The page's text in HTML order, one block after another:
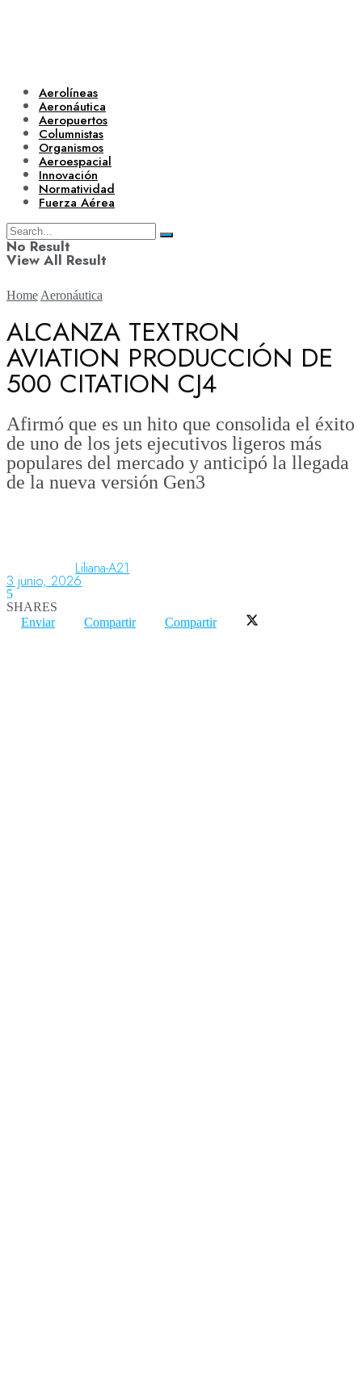
Aerolíneas
Aeronáutica
Aeropuertos
Columnistas
Organismos
Aeroespacial
Innovación
Normatividad
Fuerza Aérea
No Result
View All Result
Aerolíneas
Aeronáutica
Aeropuertos
Organismos
Home Aeronáutica
ALCANZA TEXTRON
AVIATION PRODUCCIÓN DE
500 CITATION CJ4
Afirmó que es un hito que consolida el éxito
de uno de los jets ejecutivos ligeros más
populares del mercado y anticipó la llegada
de la nueva versión Gen3
Liliana-A21
3 junio, 2026
5
SHARES
Enviar
Compartir Compartir